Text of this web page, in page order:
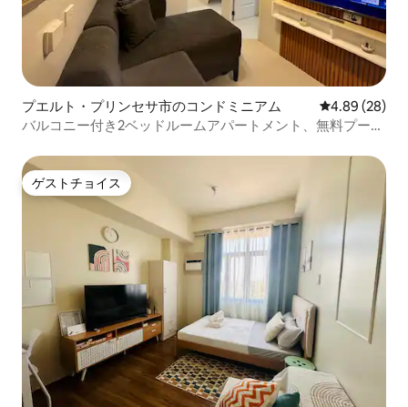
プエルト・プリンセサ市のコンドミニアム レビュー28
4.89 (28)
バルコニー付き2ベッドルームアパートメント、無料プール
ゲストチョイス
ゲストチョイス